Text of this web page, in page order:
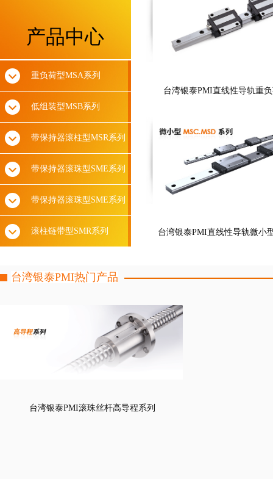
台湾银泰PMI直线性导轨重
台湾银泰PMI直线性导轨微小
产品中心
重负荷型MSA系列
低组装型MSB系列
带保持器滚柱型MSR系列
带保持器滚珠型SME系列
带保持器滚珠型SME系列
滚柱链带型SMR系列
台湾银泰PMI滚珠丝杆高导程系列
台湾银泰PMI热门产品